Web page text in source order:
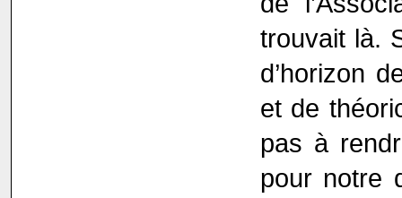
trouvait là.
d’horizon
et de
pas à
pour notre